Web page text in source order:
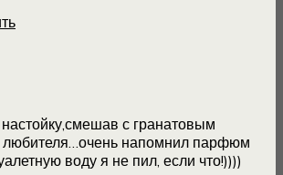
с гранатовым
любителя…очень напомнил парфюм
воду я не пил, если что!))))